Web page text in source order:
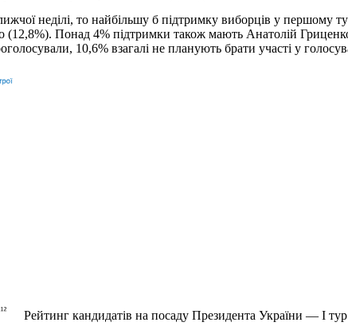
неділі, то найбільшу б підтримку виборців у першому
Понад 4% підтримки також мають Анатолій
10,6% взагалі не планують брати участі у
Рейтинг кандидатів на посаду Президента України — І тур